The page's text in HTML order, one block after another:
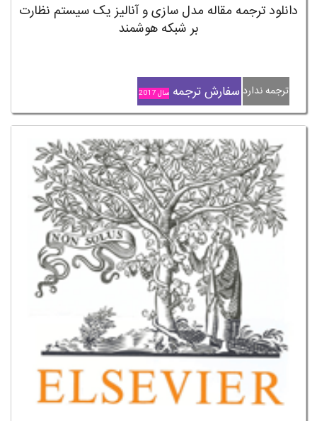
دانلود ترجمه مقاله مدل سازی و آنالیز یک سیستم نظارت
بر شبکه هوشمند
ترجمه ندارد سفارش ترجمه سال 2017